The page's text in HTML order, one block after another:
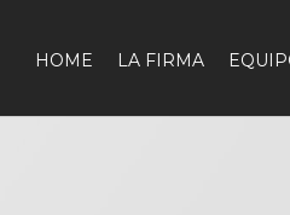
HOME LA FIRMA